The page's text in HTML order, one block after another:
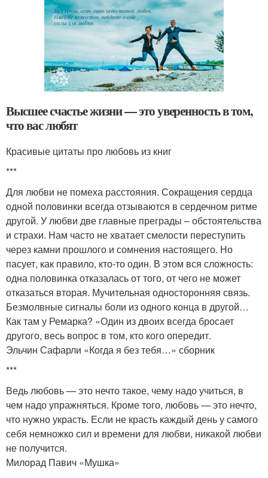
Высшее счастье жизни — это уверенность в том,
что вас любят
Красивые цитаты про любовь из книг
***
Для любви не помеха расстояния. Сокращения сердца
одной половинки всегда отзываются в сердечном ритме
другой. У любви две главные преграды – обстоятельства
и страхи. Нам часто не хватает смелости переступить
через камни прошлого и сомнения настоящего. Но
пасует, как правило, кто-то один. В этом вся сложность:
одна половинка отказалась от того, от чего не может
отказаться вторая. Мучительная односторонняя связь.
Безмолвные сигналы боли из одного конца в другой…
Как там у Ремарка? «Один из двоих всегда бросает
другого, весь вопрос в том, кто кого опередит.
Эльчин Сафарли «Когда я без тебя…» сборник
***
Ведь любовь — это нечто такое, чему надо учиться, в
чем надо упражняться. Кроме того, любовь — это нечто,
что нужно украсть. Если не красть каждый день у самого
себя немножко сил и времени для любви, никакой любви
не получится.
Милорад Павич «Мушка»